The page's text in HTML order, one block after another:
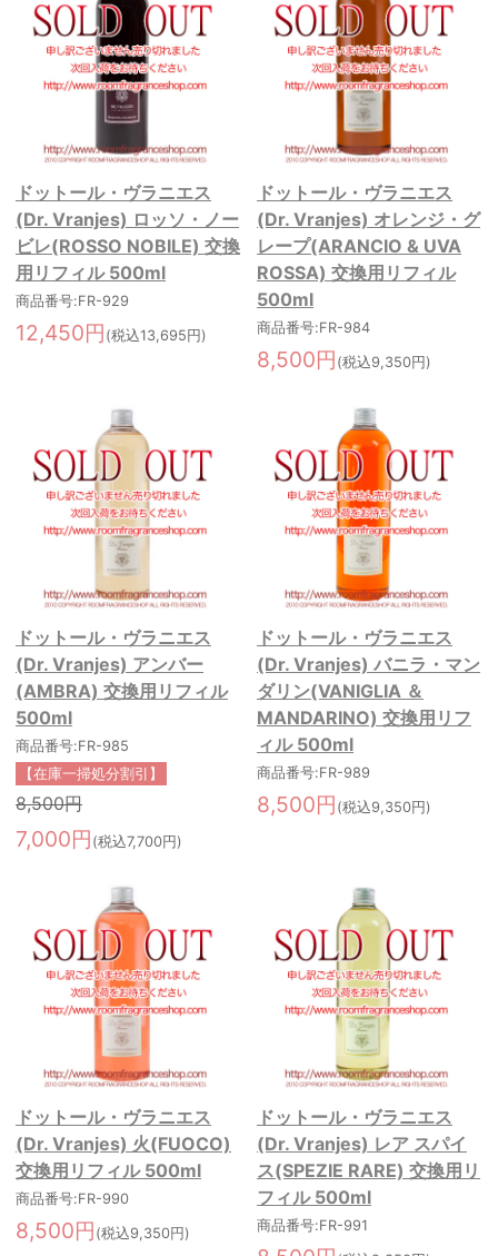
ドットール・ヴラニエス
(Dr. Vranjes) ロッソ・ノー
ビレ(ROSSO NOBILE) 交換
用リフィル 500ml
商品番号:FR-929
12,450円 (税込13,695円)
ドットール・ヴラニエス
(Dr. Vranjes) オレンジ・グ
レープ(ARANCIO & UVA
ROSSA) 交換用リフィル
500ml
商品番号:FR-984
8,500円 (税込9,350円)
ドットール・ヴラニエス
(Dr. Vranjes) アンバー
(AMBRA) 交換用リフィル
500ml
商品番号:FR-985
【在庫一掃処分割引】
8,500円
7,000円 (税込7,700円)
ドットール・ヴラニエス
(Dr. Vranjes) バニラ・マン
ダリン(VANIGLIA ＆
MANDARINO) 交換用リフ
ィル 500ml
商品番号:FR-989
8,500円 (税込9,350円)
ドットール・ヴラニエス
(Dr. Vranjes) 火(FUOCO)
交換用リフィル 500ml
商品番号:FR-990
8,500円 (税込9,350円)
ドットール・ヴラニエス
(Dr. Vranjes) レア スパイ
ス(SPEZIE RARE) 交換用リ
フィル 500ml
商品番号:FR-991